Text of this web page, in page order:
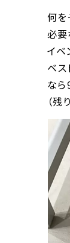
何を
必要
イベ
ベス
なら
（残